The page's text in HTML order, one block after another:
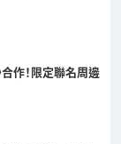
作！限定聯名周邊